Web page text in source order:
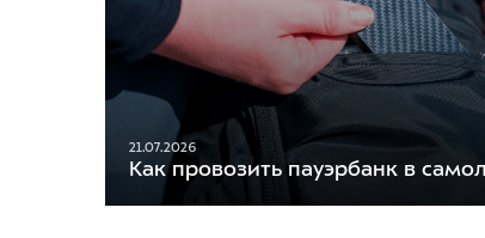
21.07.2026
Как провозить пауэрбанк в